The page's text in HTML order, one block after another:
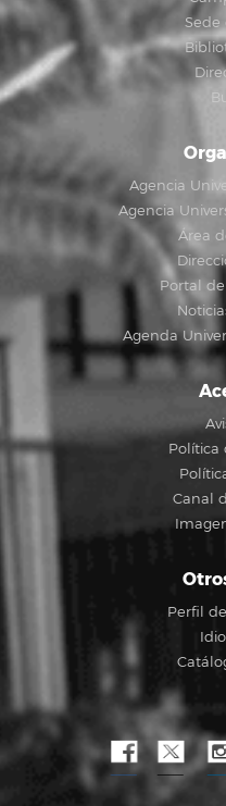
Sede
Agencia
Agencia
Área
Portal
Agenda
Política
Canal
Perfil